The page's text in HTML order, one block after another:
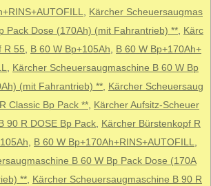
, Kärcher Scheuersaugmas
Pack Dose (170Ah) (mit Fahrantrieb) **, Kärc
R 55, B 60 W Bp+105Ah, B 60 W Bp+170Ah+
, Kärcher Scheuersaugmaschine B 60 W Bp
(mit Fahrantrieb) **, Kärcher Scheuersaug
Classic Bp Pack **, Kärcher Aufsitz-Scheuer
90 R DOSE Bp Pack, Kärcher Bürstenkopf R
, B 60 W Bp+170Ah+RINS+AUTOFILL,
B 60 W Bp Pack Dose (170A
**, Kärcher Scheuersaugmaschine B 90 R